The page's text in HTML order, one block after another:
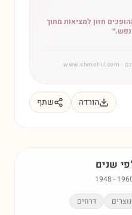
חזון למציאות מתוך
נפש.״
· www.shmot-il.com
הורדה שתף
שנים
1948 -
נוצרים דרוזים